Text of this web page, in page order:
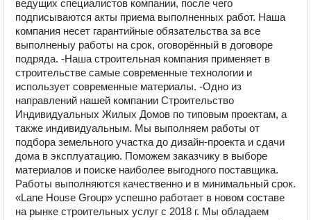
ведущих специалистов компании, после чего
подписываются акты приема выполненных работ. Наша
компания несет гарантийные обязательства за все
выполненыу работы на срок, оговорённый в договоре
подряда. -Наша строительная компания применяет в
строительстве самые современные технологии и
использует современные материалы. -Одно из
направлений нашей компании Строительство
Индивидуальных Жилых Домов по типовым проектам, а
также индивидуальным. Мы выполняем работы от
подбора земельного участка до дизайн-проекта и сдачи
дома в эксплуатацию. Поможем заказчику в выборе
материалов и поиске наиболее выгодного поставщика.
Работы выполняются качественно и в минимальный срок.
«Lane House Group» успешно работает в новом составе
на рынке строительных услуг с 2018 г. Мы обладаем